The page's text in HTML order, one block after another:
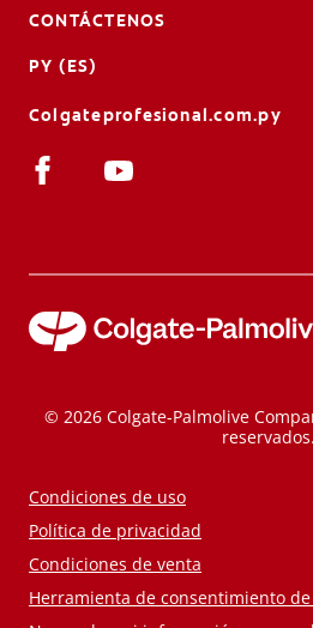
CONTÁCTENOS
PY (ES)
Colgateprofesional.com.py
© 2026 Colgate-Palmolive
reservados.
Condiciones de uso
Política de privacidad
Condiciones de venta
Herramienta de consentimiento de